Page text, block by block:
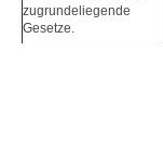
zugrundeliegende
Gesetze.